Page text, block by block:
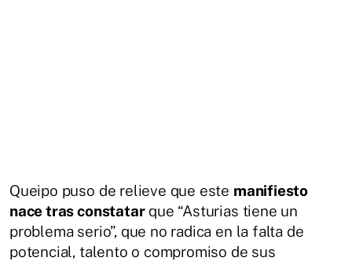
Queipo puso de relieve que este manifiesto
nace tras constatarque “Asturias tiene un
problema serio”, que no radica en la falta de
potencial, talento o compromiso de sus